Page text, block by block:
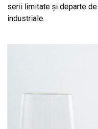
serii limitate și departe
industriale.